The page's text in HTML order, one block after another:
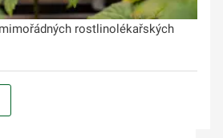
rostlinolékařských